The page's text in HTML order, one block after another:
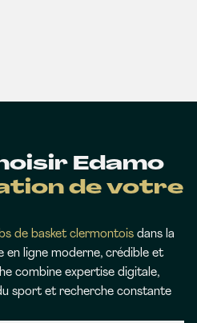
Edamo
de votre
de basket clermontois dans la
en ligne moderne, crédible et
combine expertise digitale,
sport et recherche constante